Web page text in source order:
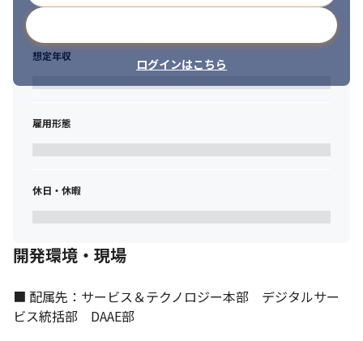
ログインはこちら
想定年収
雇用形態
休日・休暇
開発環境・現場
■ 配属先：サービス＆テクノロジー本部　デジタルサー
ビス統括部　DAAE部